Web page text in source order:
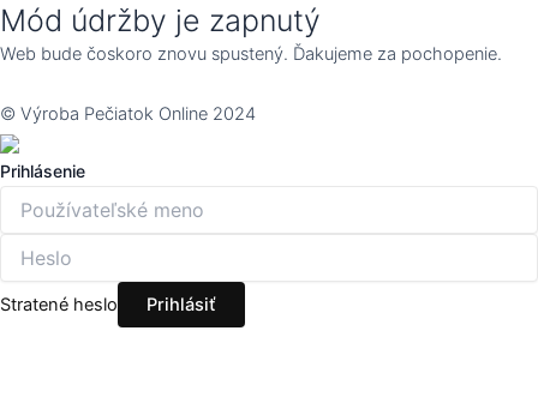
Mód údržby je zapnutý
Web bude čoskoro znovu spustený. Ďakujeme za pochopenie.
© Výroba Pečiatok Online 2024
Prihlásenie
Stratené heslo